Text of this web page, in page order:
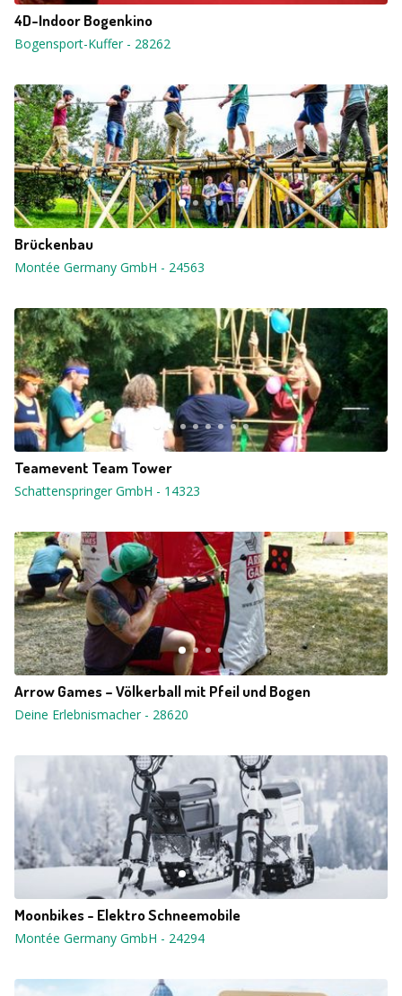
4D-Indoor Bogenkino
Bogensport-Kuffer- 28262
Brückenbau
Montée Germany GmbH - 24563
Teamevent Team Tower
Schattenspringer GmbH - 14323
Arrow Games – Völkerball mit Pfeil und Bogen
Deine Erlebnismacher- 28620
Moonbikes - Elektro Schneemobile
Montée Germany GmbH - 24294